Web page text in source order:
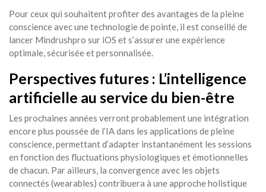
Pour ceux qui souhaitent profiter des avantages de la pleine
conscience avec une technologie de pointe, il est conseillé de
lancer Mindrushpro sur iOS et s’assurer une expérience
optimale, sécurisée et personnalisée.
Perspectives futures : L’intelligence
artificielle au service du bien-être
Les prochaines années verront probablement une intégration
encore plus poussée de l’IA dans les applications de pleine
conscience, permettant d’adapter instantanément les sessions
en fonction des fluctuations physiologiques et émotionnelles
de chacun. Par ailleurs, la convergence avec les objets
connectés (wearables) contribuera à une approche holistique